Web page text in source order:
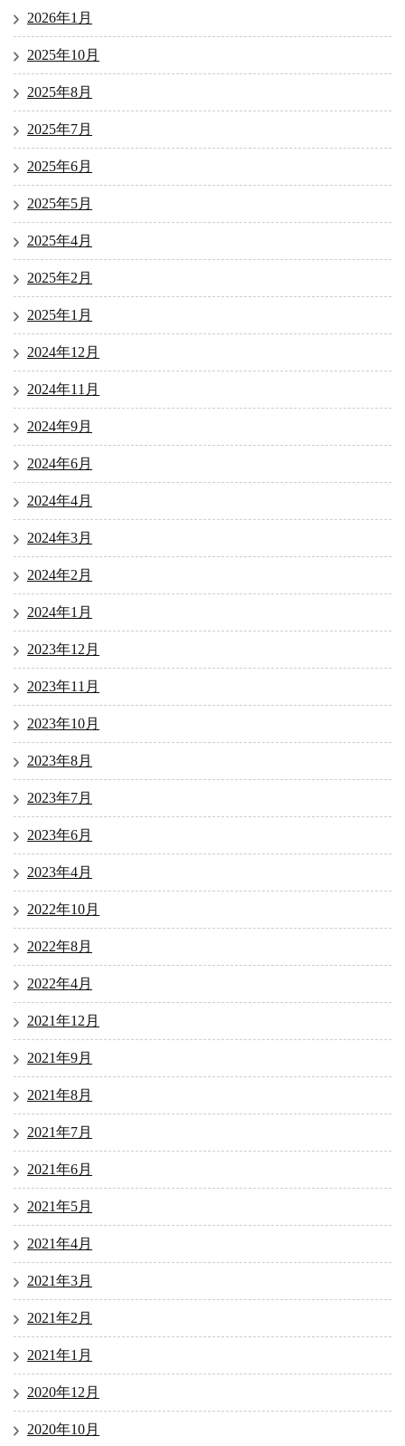
2026年1月
2025年10月
2025年8月
2025年7月
2025年6月
2025年5月
2025年4月
2025年2月
2025年1月
2024年12月
2024年11月
2024年9月
2024年6月
2024年4月
2024年3月
2024年2月
2024年1月
2023年12月
2023年11月
2023年10月
2023年8月
2023年7月
2023年6月
2023年4月
2022年10月
2022年8月
2022年4月
2021年12月
2021年9月
2021年8月
2021年7月
2021年6月
2021年5月
2021年4月
2021年3月
2021年2月
2021年1月
2020年12月
2020年10月